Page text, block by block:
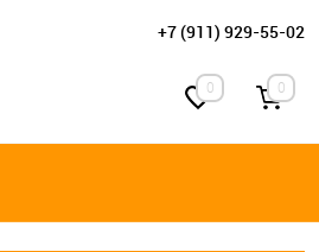
+7 (911) 929-55-02
0 0